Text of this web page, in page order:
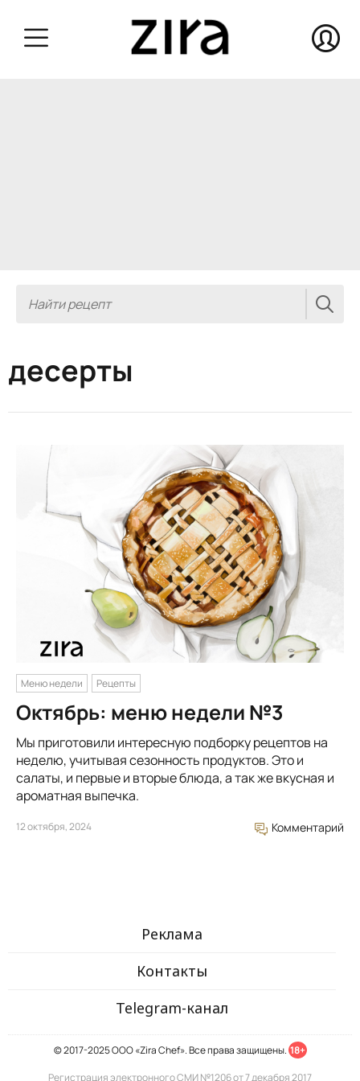
десерты
Меню недели Рецепты
Октябрь: меню недели №3
Мы приготовили интересную подборку рецептов на
неделю, учитывая сезонность продуктов. Это и
салаты, и первые и вторые блюда, а так же вкусная и
ароматная выпечка.
12 октября, 2024 Комментарий
Реклама
Контакты
Telegram-канал
© 2017-2025 ООО «Zira Chef». Все права защищены. 18+
Регистрация электронного СМИ №1206 от 7 декабря 2017